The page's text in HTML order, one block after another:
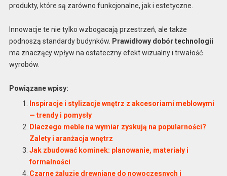
produkty, które są zarówno funkcjonalne, jak i estetyczne.
Innowacje te nie tylko wzbogacają przestrzeń, ale także
podnoszą standardy budynków. Prawidłowy dobór technologii
ma znaczący wpływ na ostateczny efekt wizualny i trwałość
wyrobów.
Powiązane wpisy:
Inspiracje i stylizacje wnętrz z akcesoriami meblowymi
— trendy i pomysły
Dlaczego meble na wymiar zyskują na popularności?
Zalety i aranżacja wnętrz
Jak zbudować kominek: planowanie, materiały i
formalności
Czarne żaluzje drewniane do nowoczesnych i